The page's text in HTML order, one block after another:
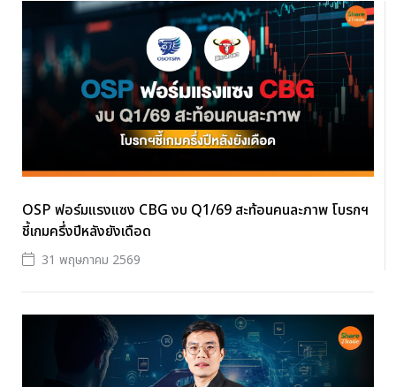
OSP ฟอร์มแรงแซง CBG งบ Q1/69 สะท้อนคนละภาพ โบรกฯ
ชี้เกมครึ่งปีหลังยังเดือด
31 พฤษภาคม 2569